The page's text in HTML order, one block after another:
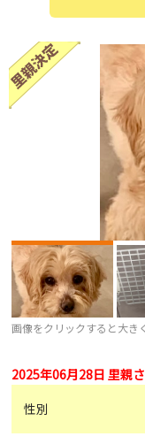
画像をクリックすると大き
2025年06月28日 里親
性別